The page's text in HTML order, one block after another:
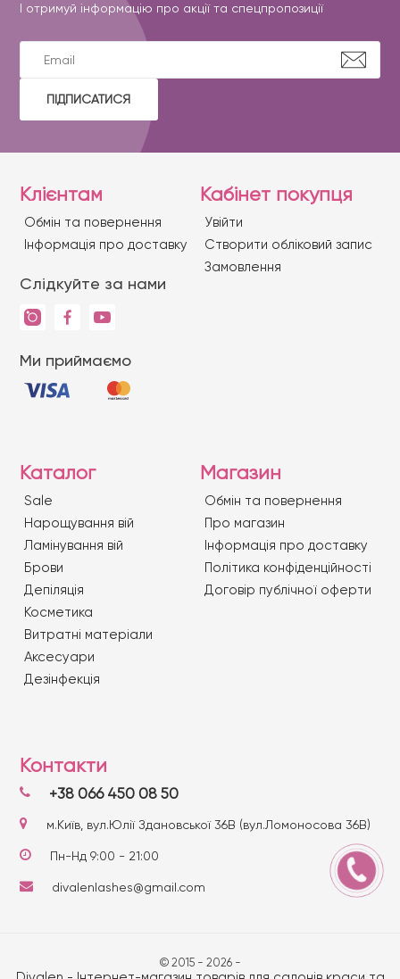
І отримуй інформацію про акції та спецпропозиції
ПІДПИСАТИСЯ
Клієнтам
Обмін та повернення
Iнформація про доставку
Слідкуйте за нами
Ми приймаємо
Кабінет покупця
Увійти
Створити обліковий запис
Замовлення
Каталог
Sale
Нарощування вій
Ламінування вій
Брови
Депіляція
Косметика
Витратні матеріали
Аксесуари
Дезінфекція
Магазин
Обмін та повернення
Про магазин
Iнформація про доставку
Політика конфіденційності
Договір публічної оферти
Контакти
+38 066 450 08 50
м.Київ, вул.Юлії Здановської 36В (вул.Ломоносова 36В)
Пн-Нд 9:00 - 21:00
divalenlashes@gmail.com
© 2015 - 2026 -